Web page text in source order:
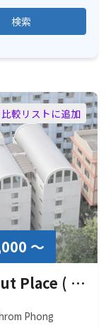
検索
比較リストに追加
～
J-Visut Place ( ジェイ ヴィシュット プレイス )
Phong